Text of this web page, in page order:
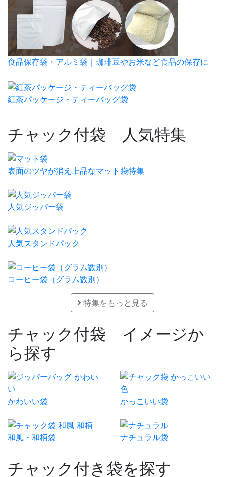
食品保存袋・アルミ袋｜珈琲豆やお米など食品の保存に
紅茶パッケージ・ティーバッグ袋
チャック付袋 人気特集
表面のツヤが消え上品なマット袋特集
人気ジッパー袋
人気スタンドパック
コーヒー袋（グラム数別）
特集をもっと見る
チャック付袋 イメージか
ら探す
かわいい袋 かっこいい袋
和風・和柄袋 ナチュラル袋
チャック付き袋を探す